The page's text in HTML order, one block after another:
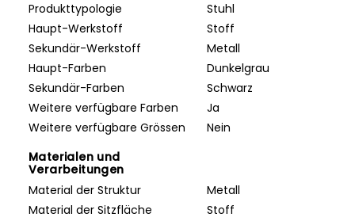
Produkttypologie
Stuhl
Haupt-Werkstoff
Stoff
Sekundär-Werkstoff
Metall
Haupt-Farben
Dunkelgrau
Sekundär-Farben
Schwarz
Weitere verfügbare Farben
Ja
Weitere verfügbare Grössen
Nein
Materialen und
Verarbeitungen
Material der Struktur
Metall
Material der Sitzfläche
Stoff